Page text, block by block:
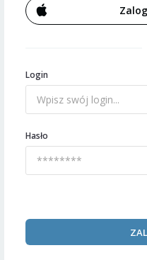
Login
Hasło